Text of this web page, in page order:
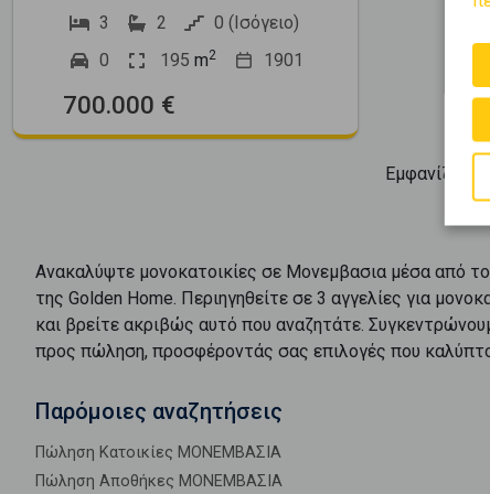
3 2
0 (Ισόγειο)
0
195 m2 1901
700.000 €
Εμφανίζονται
Ανακαλύψτε μονοκατοικίες σε Μονεμβασια μέσα από
της Golden Home. Περιηγηθείτε σε 3 αγγελίες για
και βρείτε ακριβώς αυτό που αναζητάτε.
προς πώληση, προσφέροντάς σας επιλογές που
Παρόμοιες αναζητήσεις
Πώληση Κατοικίες ΜΟΝΕΜΒΑΣΙΑ
Πώληση Αποθήκες ΜΟΝΕΜΒΑΣΙΑ